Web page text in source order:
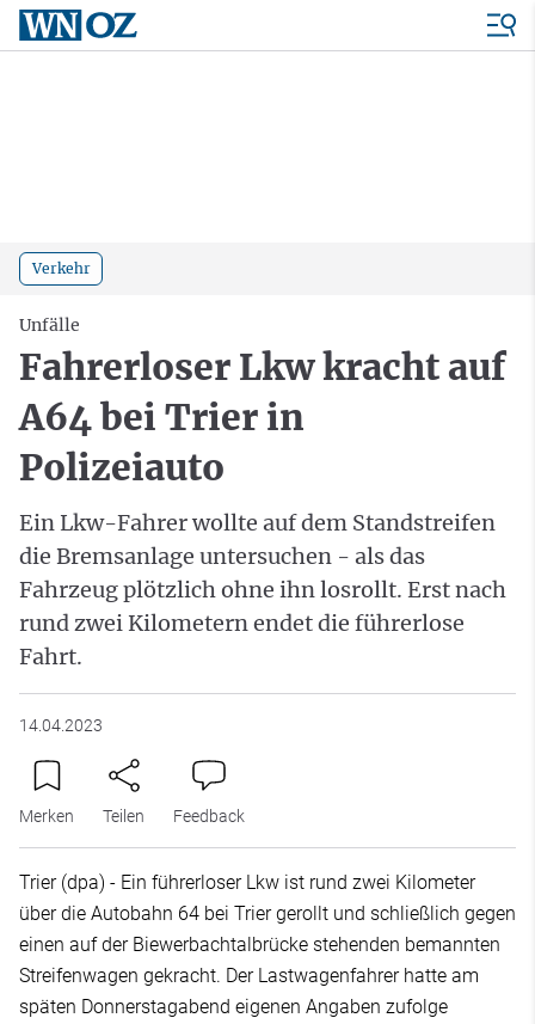
Verkehr
Unfälle
Fahrerloser Lkw kracht auf
A64 bei Trier in
Polizeiauto
Ein Lkw-Fahrer wollte auf dem Standstreifen
die Bremsanlage untersuchen - als das
Fahrzeug plötzlich ohne ihn losrollt. Erst nach
rund zwei Kilometern endet die führerlose
Fahrt.
14.04.2023
Merken Teilen Feedback
Trier (dpa) - Ein führerloser Lkw ist rund zwei Kilometer
über die Autobahn 64 bei Trier gerollt und schließlich gegen
einen auf der Biewerbachtalbrücke stehenden bemannten
Streifenwagen gekracht. Der Lastwagenfahrer hatte am
späten Donnerstagabend eigenen Angaben zufolge